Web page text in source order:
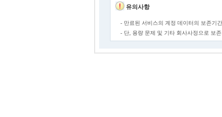
유의사항
- 만료된 서비스의 계정 데이터의 보존기
- 단, 용량 문제 및 기타 회사사정으로 보